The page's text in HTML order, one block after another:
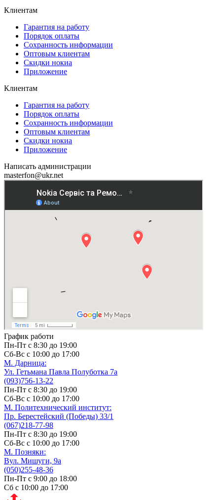
Клиентам
Гарантия на работу
Порядок оплаты
Сохранность информации
Оптовым клиентам
Скидки нокиа
Приложение
Клиентам
Гарантия на работу
Порядок оплаты
Сохранность информации
Оптовым клиентам
Скидки нокиа
Приложение
Написать администрации
masterfon@ukr.net
График работи
Пн-Пт с 8:30 до 19:00
Сб-Вс с 10:00 до 17:00
М. Дарницa:
Ул. Гетьмана Павла Полуботка 7а
(093)756-13-22
Пн-Пт с 8:30 до 19:00
Сб-Вс с 10:00 до 17:00
М. Политехнический институт:
Пр. Берестейский (Победы) 33/1
(067)218-77-98
Пн-Пт с 8:30 до 19:00
Сб-Вс с 10:00 до 17:00
М. Позняки:
Вул. Мишуги, 9а
(050)255-48-36
Пн-Пт с 9:00 до 18:00
Сб с 10:00 до 17:00